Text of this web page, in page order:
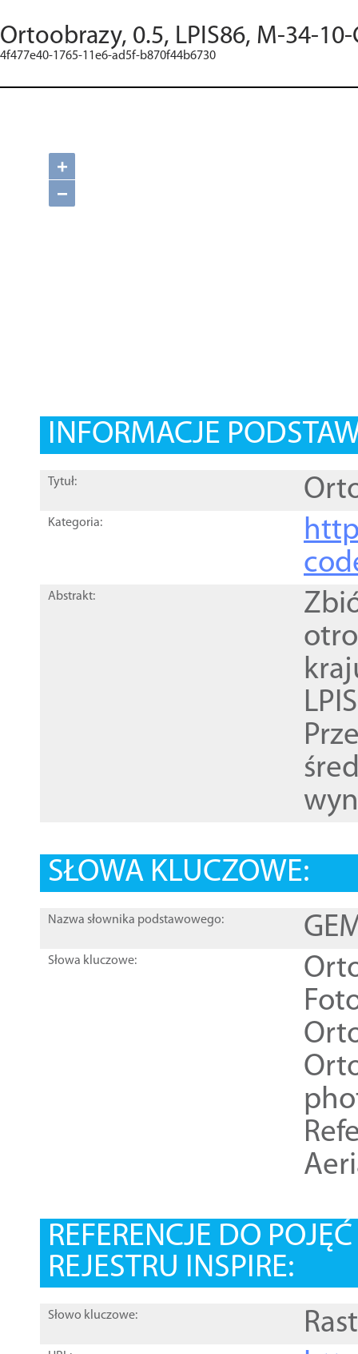
Ortoobrazy, 0.5, LPIS86, M-34-
4f477e40-1765-11e6-ad5f-b870f44b6730
+
−
INFORMACJE
Tytuł:
Kategoria:
Abstrakt:
SŁOWA KLUCZOWE:
Nazwa słownika podstawowego:
Słowa kluczowe:
REFERENCJE DO
REJESTRU INSPIRE:
Słowo kluczowe: